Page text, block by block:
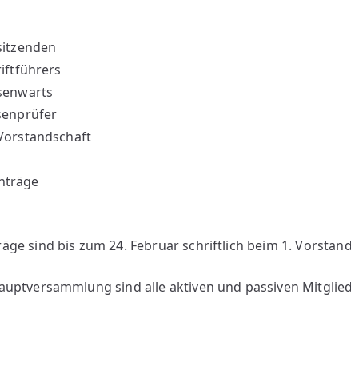
sind bis zum 24. Februar schriftlich beim 1.
sind alle aktiven und passiven